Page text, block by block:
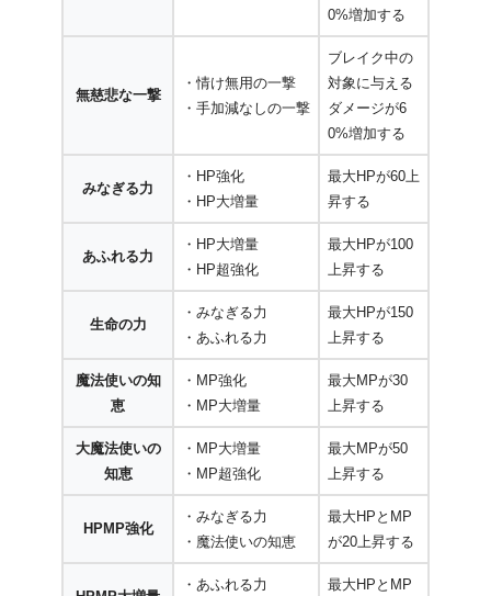
0%増加する
無慈悲な一撃
・情け無用の一撃
・手加減なしの一撃
ブレイク中の
対象に与える
ダメージが6
0%増加する
みなぎる力
・HP強化
・HP大増量
最大HPが60上
昇する
あふれる力
・HP大増量
・HP超強化
最大HPが100
上昇する
生命の力
・みなぎる力
・あふれる力
最大HPが150
上昇する
魔法使いの知
恵
・MP強化
・MP大増量
最大MPが30
上昇する
大魔法使いの
知恵
・MP大増量
・MP超強化
最大MPが50
上昇する
HPMP強化
・みなぎる力
・魔法使いの知恵
最大HPとMP
が20上昇する
・あふれる力
最大HPとMP